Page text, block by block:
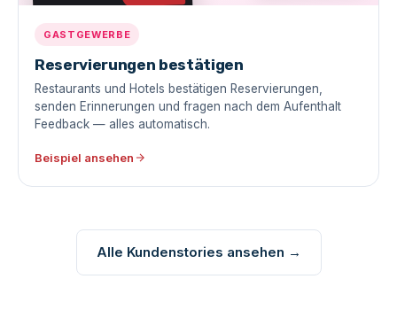
GASTGEWERBE
Reservierungen bestätigen
Restaurants und Hotels bestätigen Reservierungen,
senden Erinnerungen und fragen nach dem Aufenthalt
Feedback — alles automatisch.
Beispiel ansehen
Alle Kundenstories ansehen →